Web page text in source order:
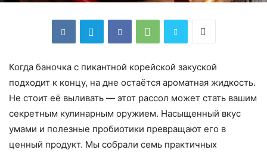
Когда баночка с пикантной корейской закуской
подходит к концу, на дне остаётся ароматная жидкость.
Не стоит её выливать — этот рассол может стать вашим
секретным кулинарным оружием. Насыщенный вкус
умами и полезные пробиотики превращают его в
ценный продукт. Мы собрали семь практичных